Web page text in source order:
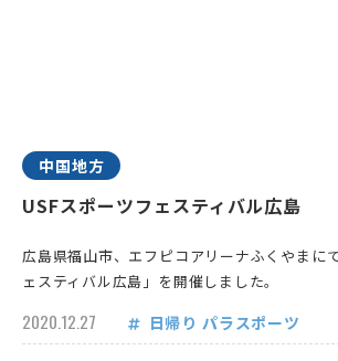
中国地方
USFスポーツフェスティバル広島
広島県福山市、エフピコアリーナふくやまに
ェスティバル広島」を開催しました。
2020.12.27 日帰り パラスポーツ